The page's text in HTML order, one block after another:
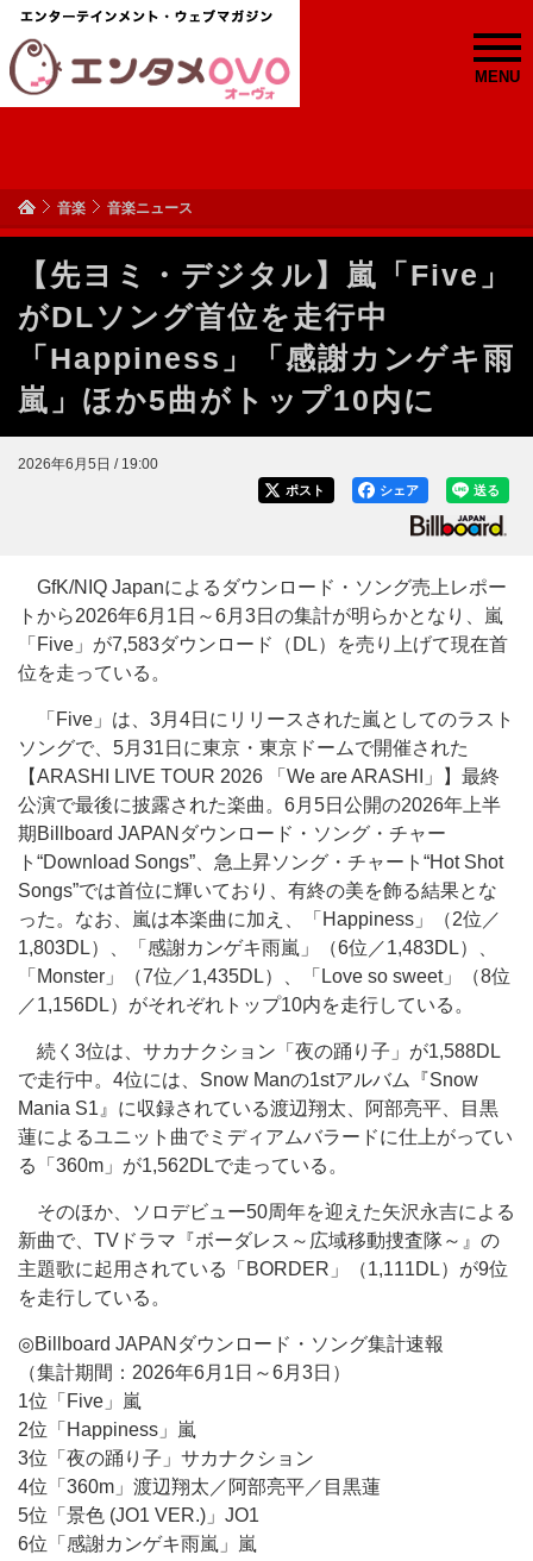
MENU
音楽 音楽ニュース
【先ヨミ・デジタル】嵐「Five」
がDLソング首位を走行中
「Happiness」「感謝カンゲキ雨
嵐」ほか5曲がトップ10内に
2026年6月5日 / 19:00
送る
シェア
ポスト
GfK/NIQ Japanによるダウンロード・ソング売上レポー
トから2026年6月1日～6月3日の集計が明らかとなり、嵐
「Five」が7,583ダウンロード（DL）を売り上げて現在首
位を走っている。
「Five」は、3月4日にリリースされた嵐としてのラスト
ソングで、5月31日に東京・東京ドームで開催された
【ARASHI LIVE TOUR 2026 「We are ARASHI」】最終
公演で最後に披露された楽曲。6月5日公開の2026年上半
期Billboard JAPANダウンロード・ソング・チャー
ト“Download Songs”、急上昇ソング・チャート“Hot Shot
Songs”では首位に輝いており、有終の美を飾る結果とな
った。なお、嵐は本楽曲に加え、「Happiness」（2位／
1,803DL）、「感謝カンゲキ雨嵐」（6位／1,483DL）、
「Monster」（7位／1,435DL）、「Love so sweet」（8位
／1,156DL）がそれぞれトップ10内を走行している。
続く3位は、サカナクション「夜の踊り子」が1,588DL
で走行中。4位には、Snow Manの1stアルバム『Snow
Mania S1』に収録されている渡辺翔太、阿部亮平、目黒
蓮によるユニット曲でミディアムバラードに仕上がってい
る「360m」が1,562DLで走っている。
そのほか、ソロデビュー50周年を迎えた矢沢永吉による
新曲で、TVドラマ『ボーダレス～広域移動捜査隊～』の
主題歌に起用されている「BORDER」（1,111DL）が9位
を走行している。
◎Billboard JAPANダウンロード・ソング集計速報
（集計期間：2026年6月1日～6月3日）
1位「Five」嵐
2位「Happiness」嵐
3位「夜の踊り子」サカナクション
4位「360m」渡辺翔太／阿部亮平／目黒蓮
5位「景色 (JO1 VER.)」JO1
6位「感謝カンゲキ雨嵐」嵐